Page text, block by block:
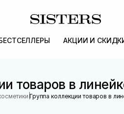
АКЦИИ И
товаров в
|Группа коллекции товаров в